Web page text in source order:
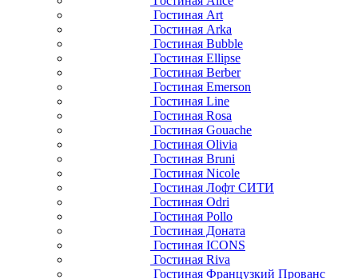
Гостиная Art
Гостиная Arka
Гостиная Bubble
Гостиная Ellipse
Гостиная Berber
Гостиная Emerson
Гостиная Line
Гостиная Rosa
Гостиная Gouache
Гостиная Olivia
Гостиная Bruni
Гостиная Nicole
Гостиная Лофт СИТИ
Гостиная Odri
Гостиная Pollo
Гостиная Доната
Гостиная ICONS
Гостиная Riva
Гостиная Французкий Прованс